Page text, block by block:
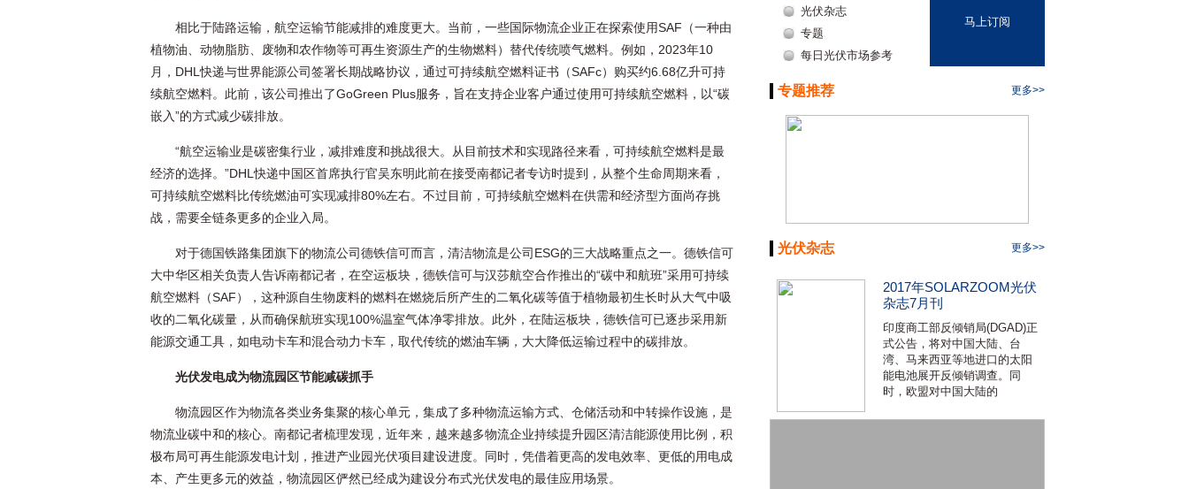
相比于陆路运输，航空运输节能减排的难度更大。当前，一些国际物流企业正在探索使用SAF（一种由
植物油、动物脂肪、废物和农作物等可再生资源生产的生物燃料）替代传统喷气燃料。例如，2023年10
月，DHL快递与世界能源公司签署长期战略协议，通过可持续航空燃料证书（SAFc）购买约6.68亿升可持
续航空燃料。此前，该公司推出了GoGreen Plus服务，旨在支持企业客户通过使用可持续航空燃料，以“碳
嵌入”的方式减少碳排放。
“航空运输业是碳密集行业，减排难度和挑战很大。从目前技术和实现路径来看，可持续航空燃料是最
经济的选择。”DHL快递中国区首席执行官吴东明此前在接受南都记者专访时提到，从整个生命周期来看，
可持续航空燃料比传统燃油可实现减排80%左右。不过目前，可持续航空燃料在供需和经济型方面尚存挑
战，需要全链条更多的企业入局。
对于德国铁路集团旗下的物流公司德铁信可而言，清洁物流是公司ESG的三大战略重点之一。德铁信可
大中华区相关负责人告诉南都记者，在空运板块，德铁信可与汉莎航空合作推出的“碳中和航班”采用可持续
航空燃料（SAF），这种源自生物废料的燃料在燃烧后所产生的二氧化碳等值于植物最初生长时从大气中吸
收的二氧化碳量，从而确保航班实现100%温室气体净零排放。此外，在陆运板块，德铁信可已逐步采用新
能源交通工具，如电动卡车和混合动力卡车，取代传统的燃油车辆，大大降低运输过程中的碳排放。
光伏发电成为物流园区节能减碳抓手
物流园区作为物流各类业务集聚的核心单元，集成了多种物流运输方式、仓储活动和中转操作设施，是
物流业碳中和的核心。南都记者梳理发现，近年来，越来越多物流企业持续提升园区清洁能源使用比例，积
极布局可再生能源发电计划，推进产业园光伏项目建设进度。同时，凭借着更高的发电效率、更低的用电成
本、产生更多元的效益，物流园区俨然已经成为建设分布式光伏发电的最佳应用场景。
光伏杂志
专题
每日光伏市场参考
马上订阅
专题推荐 更多>>
光伏杂志 更多>>
2017年SOLARZOOM光伏
杂志7月刊
印度商工部反倾销局(DGAD)正
式公告，将对中国大陆、台
湾、马来西亚等地进口的太阳
能电池展开反倾销调查。同
时，欧盟对中国大陆的